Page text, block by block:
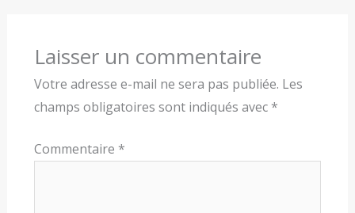
Laisser un commentaire
Votre adresse e-mail ne sera pas publiée. Les
champs obligatoires sont indiqués avec *
Commentaire *